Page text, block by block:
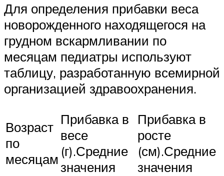
Для определения прибавки веса
новорожденного находящегося на
грудном вскармливании по
месяцам педиатры используют
таблицу, разработанную всемирной
организацией здравоохранения.
Возраст
по
месяцам
Прибавка в
весе
(г).Средние
значения
Прибавка в
росте
(см).Средние
значения